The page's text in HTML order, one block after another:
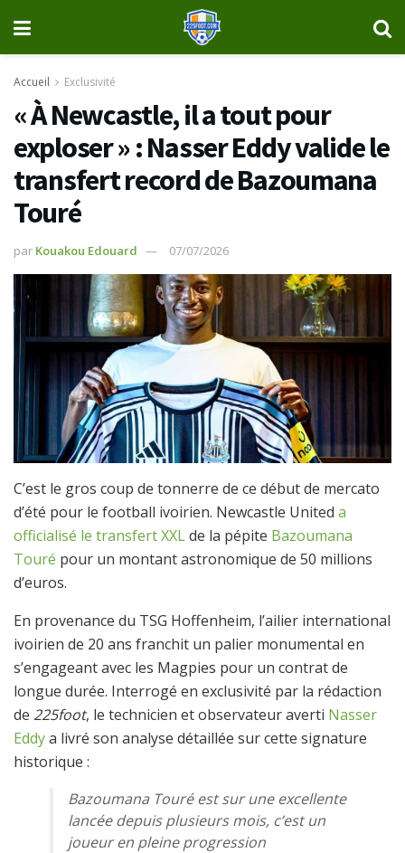
Accueil Exclusivité
« À Newcastle, il a tout pour
exploser » : Nasser Eddy valide le
transfert record de Bazoumana
Touré
par Kouakou Edouard 07/07/2026
C’est le gros coup de tonnerre de ce début de mercato
d’été pour le football ivoirien. Newcastle United a
officialisé le transfert XXLde la pépite Bazoumana
Touré pour un montant astronomique de 50 millions
d’euros.
En provenance du TSG Hoffenheim, l’ailier international
ivoirien de 20 ans franchit un palier monumental en
s’engageant avec les Magpies pour un contrat de
longue durée. Interrogé en exclusivité par la rédaction
de 225foot, le technicien et observateur averti Nasser
Eddya livré son analyse détaillée sur cette signature
historique :
Bazoumana Touré est sur une excellente
lancée depuis plusieurs mois, c’est un
joueur en pleine progression